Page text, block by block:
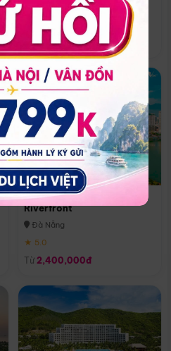
Quoc
Phú Quốc
★ 5.0
Melia Vinpearl Danang
Riverfront
Đà Nẵng
★ 5.0
Từ 2,400,000đ